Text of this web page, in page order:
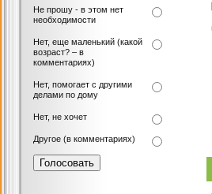
Не прошу - в этом нет
необходимости
Нет, еще маленький (какой
возраст? – в
комментариях)
Нет, помогает с другими
делами по дому
Нет, не хочет
Другое (в комментариях)